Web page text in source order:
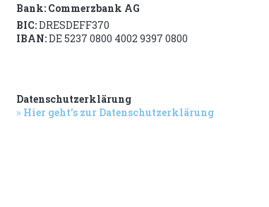
Bank: Commerzbank AG
BIC:DRESDEFF370
IBAN:DE 5237 0800 4002 9397 0800
Datenschutzerklärung
» Hier geht’s zur Datenschutzerklärung